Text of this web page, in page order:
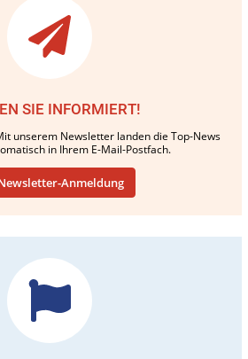
SIE INFORMIERT!
unserem Newsletter landen die Top-News
in Ihrem E-Mail-Postfach.
Anmeldung